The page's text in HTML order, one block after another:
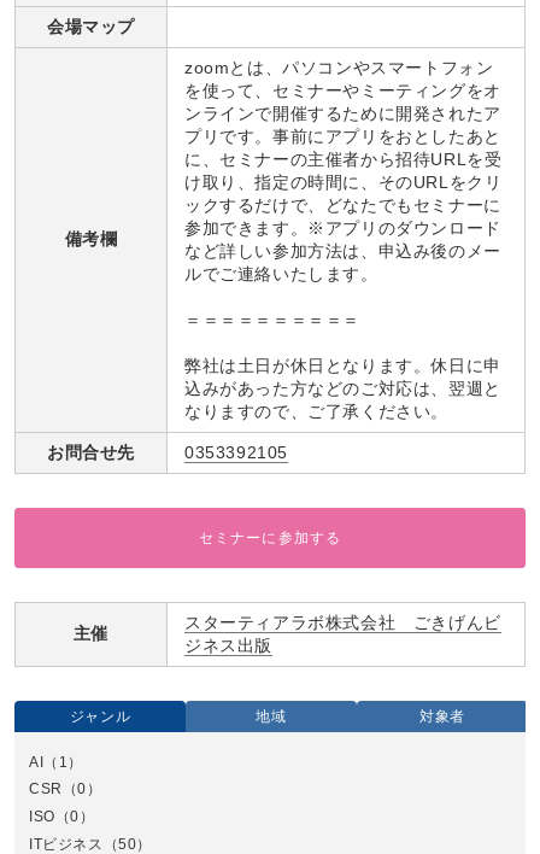
会場マップ
備考欄
zoomとは、パソコンやスマートフォン
を使って、セミナーやミーティングをオ
ンラインで開催するために開発されたア
プリです。事前にアプリをおとしたあと
に、セミナーの主催者から招待URLを受
け取り、指定の時間に、そのURLをクリ
ックするだけで、どなたでもセミナーに
参加できます。※アプリのダウンロード
など詳しい参加方法は、申込み後のメー
ルでご連絡いたします。
＝＝＝＝＝＝＝＝＝＝
弊社は土日が休日となります。休日に申
込みがあった方などのご対応は、翌週と
なりますので、ご了承ください。
お問合せ先 0353392105
セミナーに参加する
主催
スターティアラボ株式会社 ごきげんビ
ジネス出版
ジャンル 地域 対象者
AI （1）
CSR
（0）
ISO （0）
ITビジネス
（50）